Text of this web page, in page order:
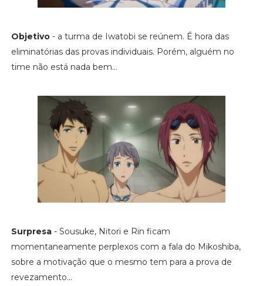
Objetivo- a turma de Iwatobi se reúnem. É hora das
eliminatórias das provas individuais. Porém, alguém no
time não está nada bem...
Surpresa- Sousuke, Nitori e Rin ficam
momentaneamente perplexos com a fala do Mikoshiba,
sobre a motivação que o mesmo tem para a prova de
revezamento...